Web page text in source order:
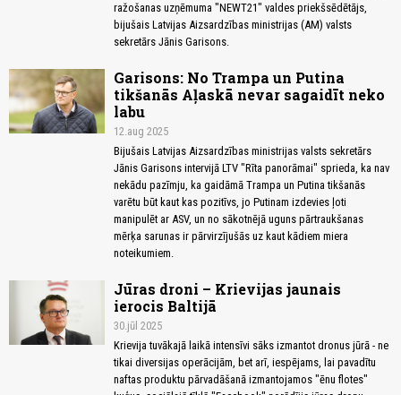
ražošanas uzņēmuma "NEWT21" valdes priekšsēdētājs,
bijušais Latvijas Aizsardzības ministrijas (AM) valsts
sekretārs Jānis Garisons.
Garisons: No Trampa un Putina
tikšanās Aļaskā nevar sagaidīt neko
labu
12.aug 2025
Bijušais Latvijas Aizsardzības ministrijas valsts sekretārs
Jānis Garisons intervijā LTV "Rīta panorāmai" sprieda, ka nav
nekādu pazīmju, ka gaidāmā Trampa un Putina tikšanās
varētu būt kaut kas pozitīvs, jo Putinam izdevies ļoti
manipulēt ar ASV, un no sākotnējā uguns pārtraukšanas
mērķa sarunas ir pārvirzījušās uz kaut kādiem miera
noteikumiem.
Jūras droni – Krievijas jaunais
ierocis Baltijā
30.jūl 2025
Krievija tuvākajā laikā intensīvi sāks izmantot dronus jūrā - ne
tikai diversijas operācijām, bet arī, iespējams, lai pavadītu
naftas produktu pārvadāšanā izmantojamos "ēnu flotes"